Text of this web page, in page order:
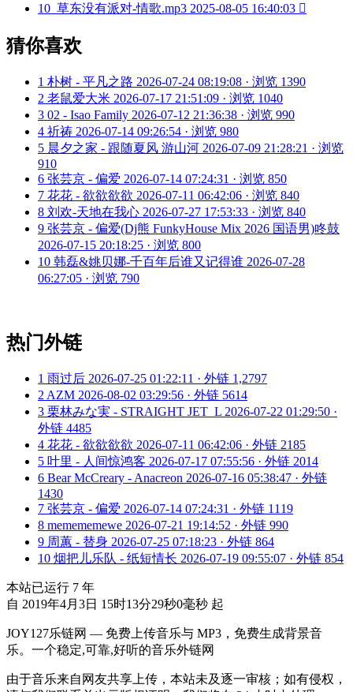
10 草东没有派对-情歌.mp3 2025-08-05 16:40:03 
猜你喜欢
1 朴树 - 平凡之路 2026-07-24 08:19:08 · 浏览 1390
2 老鼠爱大米 2026-07-17 21:51:09 · 浏览 1040
3 02 - Isao Family 2026-07-12 21:36:38 · 浏览 990
4 祈祷 2026-07-14 09:26:54 · 浏览 980
5 晨夕之家 - 跟随夏风 游山河 2026-07-09 21:28:21 · 浏览
910
6 张芸京 - 偏爱 2026-07-14 07:24:31 · 浏览 850
7 花花 - 欲欲欲欲 2026-07-11 06:42:06 · 浏览 840
8 刘欢-天地在我心 2026-07-27 17:53:33 · 浏览 840
9 张芸京 - 偏爱(Dj熊 FunkyHouse Mix 2026 国语男)咚鼓
2026-07-15 20:18:25 · 浏览 800
10 韩磊&姚贝娜-千百年后谁又记得谁 2026-07-28
06:27:05 · 浏览 790
热门外链
1 雨过后 2026-07-25 01:22:11 · 外链 1,2797
2 AZM 2026-08-02 03:29:56 · 外链 5614
3 栗林みな実 - STRAIGHT JET_L 2026-07-22 01:29:50 ·
外链 4485
4 花花 - 欲欲欲欲 2026-07-11 06:42:06 · 外链 2185
5 叶里 - 人间惊鸿客 2026-07-17 07:55:56 · 外链 2014
6 Bear McCreary - Anacreon 2026-07-16 05:38:47 · 外链
1430
7 张芸京 - 偏爱 2026-07-14 07:24:31 · 外链 1119
8 memememewe 2026-07-21 19:14:52 · 外链 990
9 周蕙 - 替身 2026-07-25 07:18:23 · 外链 864
10 烟把儿乐队 - 纸短情长 2026-07-19 09:55:07 · 外链 854
本站已运行 7 年
自 2019年4月3日 15时13分29秒0毫秒 起
JOY127乐链网 — 免费上传音乐与 MP3，免费生成背景音
乐。一个稳定,可靠,好听的音乐外链网
由于音乐来自网友共享上传，本站未及逐一审核；如有侵权，